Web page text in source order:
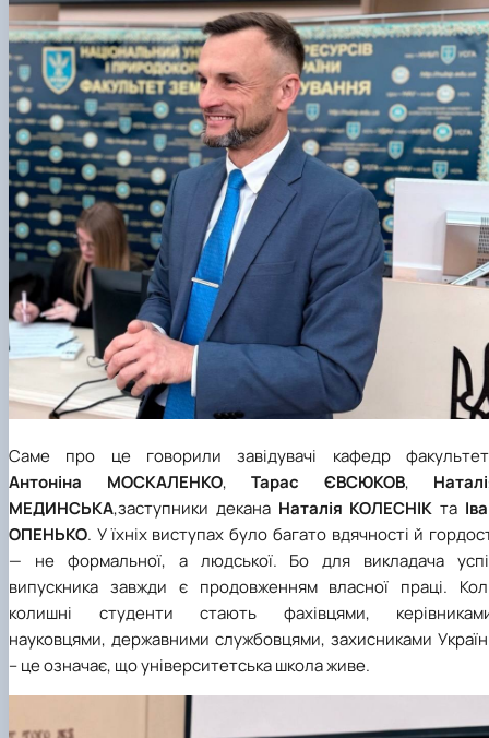
Саме про це говорили завідувачі кафедр
Антоніна МОСКАЛЕНКО, Тарас ЄВСЮКОВ,
МЕДИНСЬКА,заступники декана Наталія КОЛЕСНІКта
ОПЕНЬКО. У їхніх виступах було багато вдячності й
— не формальної, а людської. Бо для викладача
випускника завжди є продовженням власної праці.
колишні студенти стають фахівцями,
науковцями, державними службовцями, захисниками
– це означає, що університетська школа живе.